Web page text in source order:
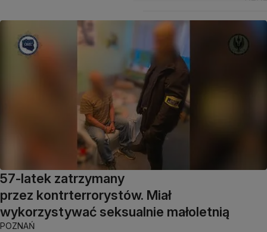
57-latek zatrzymany
przez kontrterrorystów. Miał
wykorzystywać seksualnie małoletnią
POZNAŃ